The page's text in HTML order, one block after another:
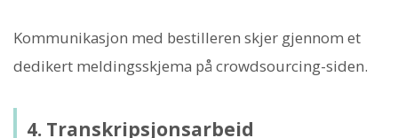
Kommunikasjon med bestilleren skjer gjennom et
dedikert meldingsskjema på crowdsourcing-siden.
4. Transkripsjonsarbeid